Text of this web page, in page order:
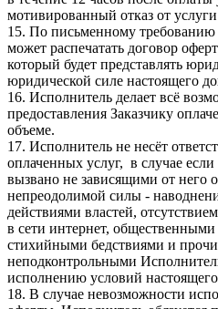
мотивированный отказ от
15. По письменному требованию
может распечатать договор
который будет представлять
юридической силе настоящего
16. Исполнитель делает всё
предоставления Заказчику
объеме.
17. Исполнитель не несёт
оплаченных услуг, в случае
вызвано не зависящими от него
непреодолимой силы -
действиями властей,
в сети интернет,
стихийными бедствиями и
неподконтрольными
исполнению условий
18. В случае невозможности